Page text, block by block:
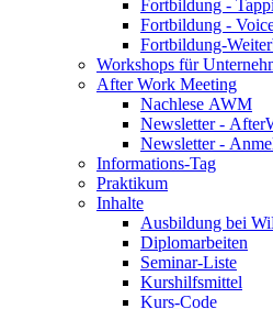
Fortbildung -
Fortbildung -
Fortbildung-
Workshops für
After Work Meeting
Nachlese AWM
Newsletter -
Newsletter -
Informations-Tag
Praktikum
Inhalte
Ausbildung bei
Diplomarbeiten
Seminar-Liste
Kurshilfsmittel
Kurs-Code